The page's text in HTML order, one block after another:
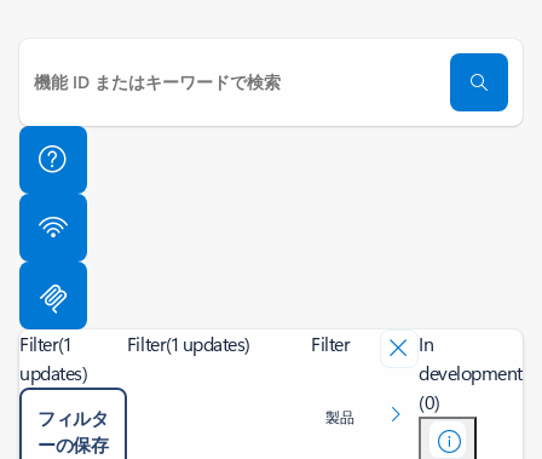
Filter(1
updates)
フィルタ
ーの保存
Filter(1 updates) Filter
製品
In
development
(0)